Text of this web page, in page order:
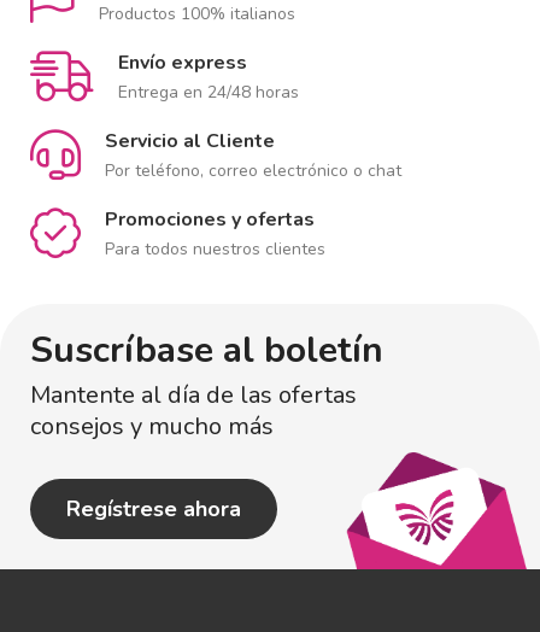
Productos 100% italianos
Envío express
Entrega en 24/48 horas
Servicio al Cliente
Por teléfono, correo electrónico o chat
Promociones y ofertas
Para todos nuestros clientes
Suscríbase al boletín
Mantente al día de las ofertas
consejos y mucho más
Regístrese ahora